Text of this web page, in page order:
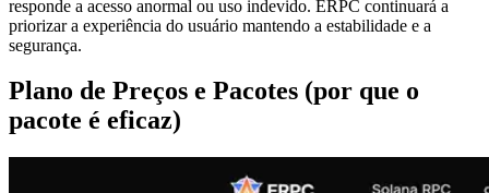
responde a acesso anormal ou uso indevido. ERPC continuará a
priorizar a experiência do usuário mantendo a estabilidade e a
segurança.
Plano de Preços e Pacotes (por que o
pacote é eficaz)